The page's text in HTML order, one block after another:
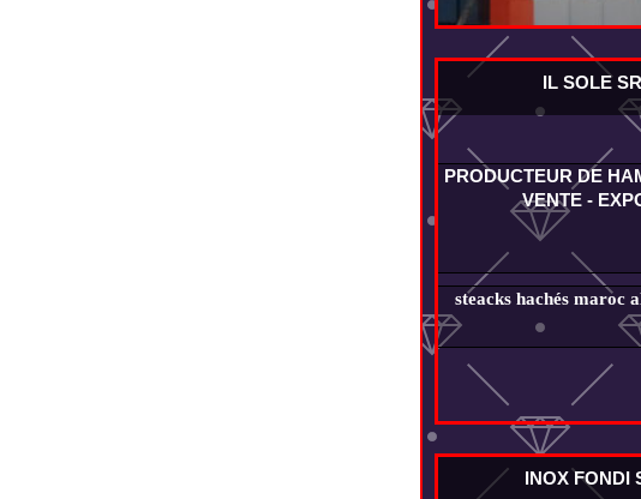
IL SOLE
PRODUCTEUR DE
VENTE -
steacks hachés maroc
INOX FONDI